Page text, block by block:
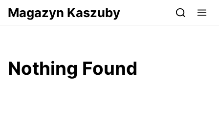
Przejdź do serwisu magazynkaszuby.pl
Magazyn Kaszuby
Nothing Found